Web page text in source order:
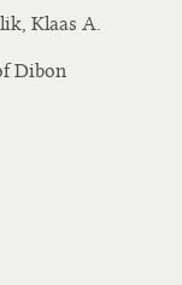
Klaas A.
Dibon